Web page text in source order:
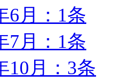
6月：1条
7月：1条
10月：3条